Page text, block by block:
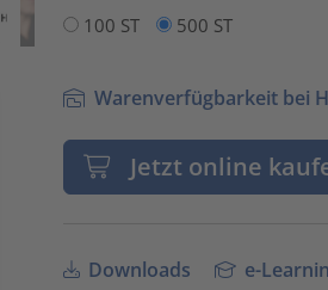
100 ST 500 ST
Warenverfügbarkeit bei
Jetzt online
Downloads e-